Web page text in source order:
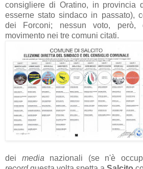
consigliere di Oratino, in provincia
esserne stato sindaco in passato),
dei Forconi; nessun voto,
movimento nei tre comuni citati.
dei media nazionali (se n'è